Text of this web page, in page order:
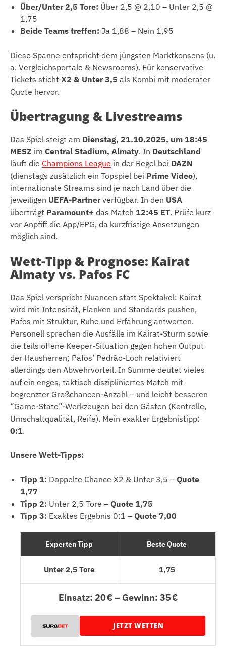
Über/Unter 2,5 Tore: Über 2,5 @ 2,10 – Unter 2,5 @
1,75
Beide Teams treffen: Ja 1,88 – Nein 1,95
Diese Spanne entspricht dem jüngsten Marktkonsens (u.
a. Vergleichsportale & Newsrooms). Für konservative
Tickets sticht X2 & Unter 3,5 als Kombi mit moderater
Quote hervor.
Übertragung & Livestreams
Das Spiel steigt am Dienstag, 21.10.2025, um 18:45
MESZ im Central Stadium, Almaty. In Deutschland
läuft die Champions League in der Regel bei DAZN
(dienstags zusätzlich ein Topspiel bei Prime Video),
internationale Streams sind je nach Land über die
jeweiligen UEFA-Partner verfügbar. In den USA
überträgt Paramount+ das Match 12:45 ET. Prüfe kurz
vor Anpfiff die App/EPG, da kurzfristige Ansetzungen
möglich sind.
Wett-Tipp & Prognose: Kairat
Almaty vs. Pafos FC
Das Spiel verspricht Nuancen statt Spektakel: Kairat
wird mit Intensität, Flanken und Standards pushen,
Pafos mit Struktur, Ruhe und Erfahrung antworten.
Personell sprechen die Ausfälle im Kairat-Sturm sowie
die teils offene Keeper-Situation gegen hohen Output
der Hausherren; Pafos’ Pedrão-Loch relativiert
allerdings den Abwehrvorteil. In Summe deutet vieles
auf ein enges, taktisch diszipliniertes Match mit
begrenzter Großchancen-Anzahl – und leicht besseren
“Game-State”-Werkzeugen bei den Gästen (Kontrolle,
Umschaltqualität, Reife). Mein exakter Ergebnistipp:
0:1.
Unsere Wett-Tipps:
Tipp 1: Doppelte Chance X2 & Unter 3,5 – Quote
1,77
Tipp 2: Unter 2,5 Tore – Quote 1,75
Tipp 3: Exaktes Ergebnis 0:1 – Quote 7,00
Experten Tipp Beste Quote
Unter 2,5 Tore 1,75
Einsatz: 20 € – Gewinn: 35 €
JETZT WETTEN